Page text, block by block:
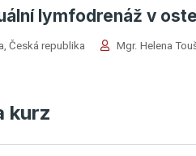
lymfodrenáž v
Česká republika Mgr. Helena
kurz